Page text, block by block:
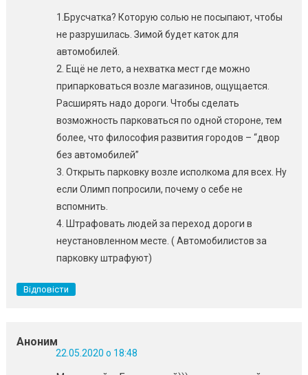
1.Брусчатка? Которую солью не посыпают, чтобы
не разрушилась. Зимой будет каток для
автомобилей.
2. Ещё не лето, а нехватка мест где можно
припарковаться возле магазинов, ощущается.
Расширять надо дороги. Чтобы сделать
возможность парковаться по одной стороне, тем
более, что философия развития городов – “двор
без автомобилей”
3. Открыть парковку возле исполкома для всех. Ну
если Олимп попросили, почему о себе не
вспомнить.
4. Штрафовать людей за переход дороги в
неустановленном месте. ( Автомобилистов за
парковку штрафуют)
Відповісти
Аноним
22.05.2020 о 18:48